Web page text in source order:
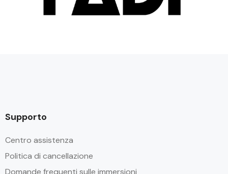
Supporto
Centro assistenza
Politica di cancellazione
Domande frequenti sulle immersioni